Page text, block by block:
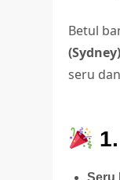
Betul
(Sydney)
seru
Seru